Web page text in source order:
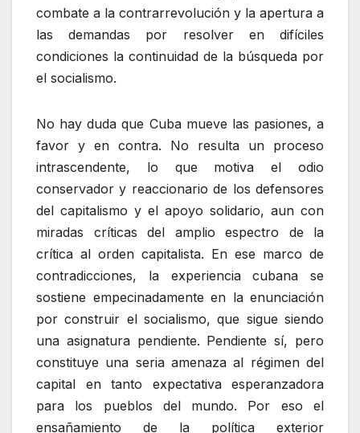
combate a la contrarrevolución y la apertura a
las demandas por resolver en difíciles
condiciones la continuidad de la búsqueda por
el socialismo.
No hay duda que Cuba mueve las pasiones, a
favor y en contra. No resulta un proceso
intrascendente, lo que motiva el odio
conservador y reaccionario de los defensores
del capitalismo y el apoyo solidario, aun con
miradas críticas del amplio espectro de la
crítica al orden capitalista. En ese marco de
contradicciones, la experiencia cubana se
sostiene empecinadamente en la enunciación
por construir el socialismo, que sigue siendo
una asignatura pendiente. Pendiente sí, pero
constituye una seria amenaza al régimen del
capital en tanto expectativa esperanzadora
para los pueblos del mundo. Por eso el
ensañamiento de la política exterior